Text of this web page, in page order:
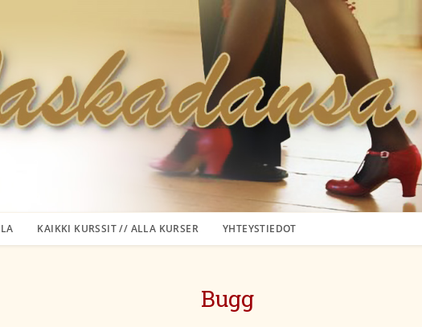
KAIKKI KURSSIT // ALLA KURSER YHTEYSTIEDOT
Bugg